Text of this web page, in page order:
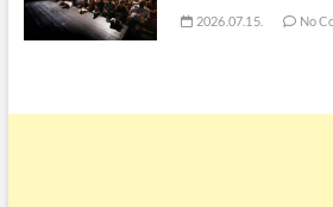
2026.07.15. No